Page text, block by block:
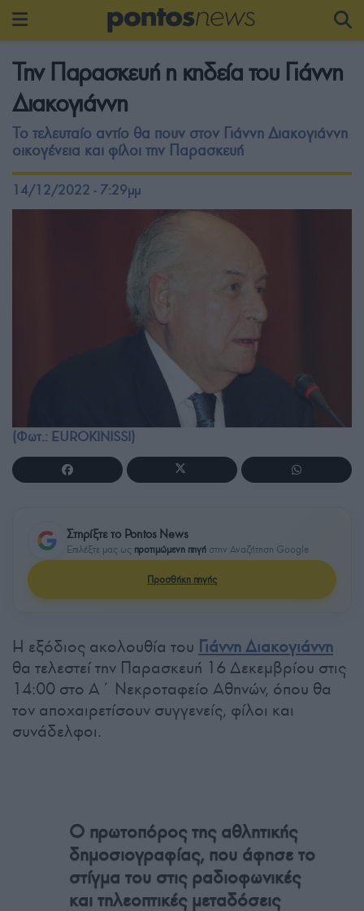
Την Παρασκευή η κηδεία του Γιάννη
Διακογιάννη
Το τελευταίο αντίο θα πουν στον Γιάννη Διακογιάννη
οικογένεια και φίλοι την Παρασκευή
14/12/2022 - 7:29μμ
(Φωτ.: EUROKINISSI)
Στηρίξτε το Pontos News
Επιλέξτε μας ως προτιμώμενη πηγή στην Αναζήτηση Google
Προσθήκη πηγής
Η εξόδιος ακολουθία του Γιάννη Διακογιάννη
θα τελεστεί την Παρασκευή 16 Δεκεμβρίου στις
14:00 στο Α΄ Νεκροταφείο Αθηνών, όπου θα
τον αποχαιρετίσουν συγγενείς, φίλοι και
συνάδελφοι.
Ο πρωτοπόρος της αθλητικής
δημοσιογραφίας, που άφησε το
στίγμα του στις ραδιοφωνικές
και τηλεοπτικές μεταδόσεις